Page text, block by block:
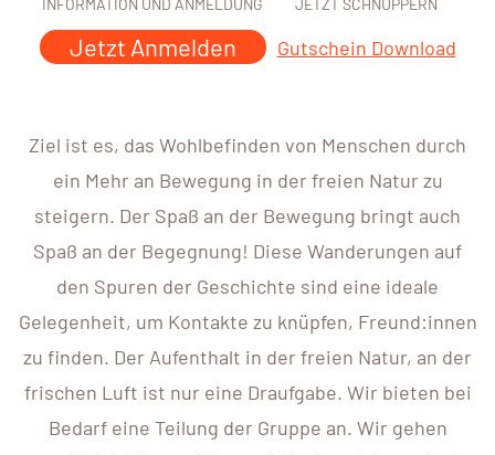
INFORMATION UND ANMELDUNG
Jetzt Anmelden
JETZT SCHNUPPERN
Gutschein Download
Ziel ist es, das Wohlbefinden von Menschen durch
ein Mehr an Bewegung in der freien Natur zu
steigern. Der Spaß an der Bewegung bringt auch
Spaß an der Begegnung! Diese Wanderungen auf
den Spuren der Geschichte sind eine ideale
Gelegenheit, um Kontakte zu knüpfen, Freund:innen
zu finden. Der Aufenthalt in der freien Natur, an der
frischen Luft ist nur eine Draufgabe. Wir bieten bei
Bedarf eine Teilung der Gruppe an. Wir gehen